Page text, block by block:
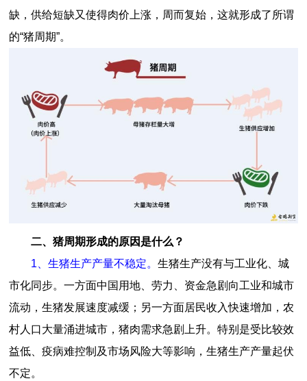
缺，供给短缺又使得肉价上涨，周而复始，这就形成了所谓
的“猪周期”。
二、猪周期形成的原因是什么？
1、生猪生产产量不稳定。生猪生产没有与工业化、城
市化同步。一方面中国用地、劳力、资金急剧向工业和城市
流动，生猪发展速度减缓；另一方面居民收入快速增加，农
村人口大量涌进城市，猪肉需求急剧上升。特别是受比较效
益低、疫病难控制及市场风险大等影响，生猪生产产量起伏
不定。